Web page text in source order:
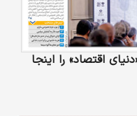
اقتصاد» را اینجا